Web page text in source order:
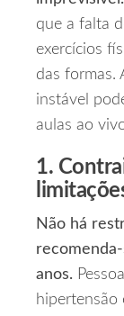
que a falta
exercícios
das formas.
instável
aulas ao
1.
Não há
anos.
hipertensão